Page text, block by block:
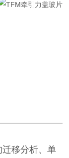
移分析、单